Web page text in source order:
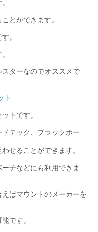
とができます。
。
ターなのでオススメで
ト
トです。
テック、ブラックホー
せることができます。
チなどにも利用できま
ばマウントのメーカーを
です。